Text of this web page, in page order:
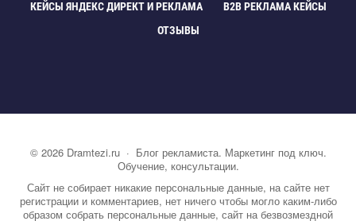
КЕЙСЫ ЯНДЕКС ДИРЕКТ И РЕКЛАМА
B2B РЕКЛАМА КЕЙСЫ
ОТЗЫВЫ
© 2026 Dramtezi.ru· Блог рекламиста. Маркетинг под ключ.
Обучение, консультации.
Сайт не собирает никакие персональные данные, на сайте нет
регистрации и комментариев, нет ничего чтобы могло каким-либо
образом собрать персональные данные, сайт на безвозмездной